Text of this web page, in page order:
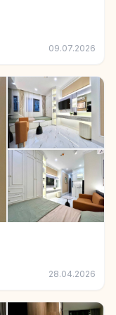
09.07.2026
28.04.2026